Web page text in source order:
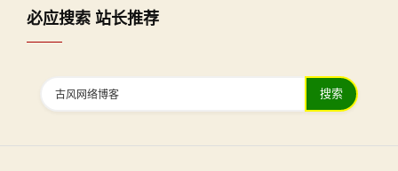
必应搜索 站长推荐
搜索